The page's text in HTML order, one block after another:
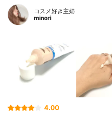
コスメ好き主婦
minori
4.00